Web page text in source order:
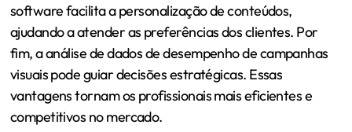
software facilita a personalização de conteúdos,
ajudando a atender as preferências dos clientes. Por
fim, a análise de dados de desempenho de campanhas
visuais pode guiar decisões estratégicas. Essas
vantagens tornam os profissionais mais eficientes e
competitivos no mercado.